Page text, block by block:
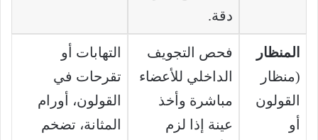
دقة.
المنظار
(منظار
القولون
أو
فحص التجويف
الداخلي للأعضاء
مباشرة وأخذ
عينة إذا لزم
التهابات أو
تقرحات في
القولون، أورام
المثانة، تضخم